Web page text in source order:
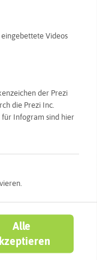
Videos
der Prezi
die Prezi Inc.
Infogram sind hier
Alle